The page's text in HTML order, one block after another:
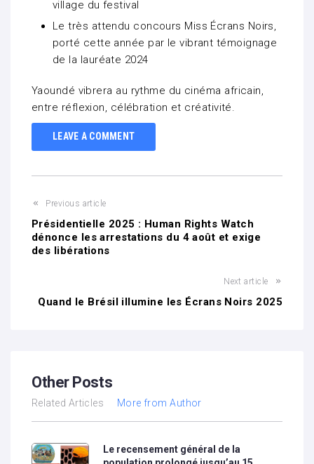
village du festival
Le très attendu concours Miss Écrans Noirs,
porté cette année par le vibrant témoignage
de la lauréate 2024
Yaoundé vibrera au rythme du cinéma africain,
entre réflexion, célébration et créativité.
LEAVE A COMMENT
Previous article
Présidentielle 2025 : Human Rights Watch
dénonce les arrestations du 4 août et exige
des libérations
Next article
Quand le Brésil illumine les Écrans Noirs 2025
Other Posts
Related Articles More from Author
Le recensement général de la